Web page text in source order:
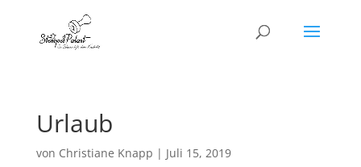
Urlaub
von Christiane Knapp | Juli 15, 2019